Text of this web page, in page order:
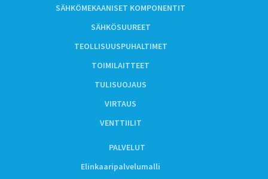
SÄHKÖMEKAANISET KOMPONENTIT
SÄHKÖSUUREET
TEOLLISUUSPUHALTIMET
TOIMILAITTEET
TULISUOJAUS
VIRTAUS
VENTTIILIT
PALVELUT
Elinkaaripalvelumalli